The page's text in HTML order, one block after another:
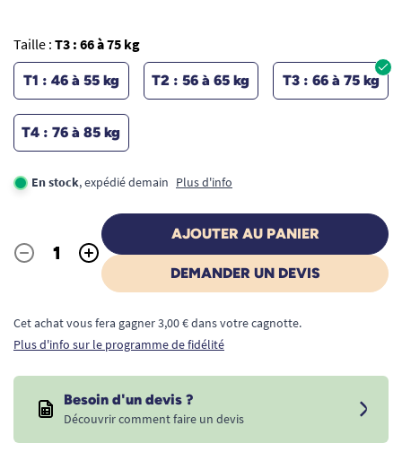
Taille : T3 : 66 à 75 kg
T1 : 46 à 55 kg T2 : 56 à 65 kg T3 : 66 à 75 kg
T4 : 76 à 85 kg
En stock, expédié demain Plus d'info
Quantité
- +
AJOUTER AU PANIER
DEMANDER UN DEVIS
Cet achat vous fera gagner 3,00 € dans votre cagnotte.
Plus d'info sur le programme de fidélité
Besoin d'un devis ?
Découvrir comment faire un devis